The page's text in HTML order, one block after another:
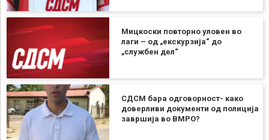
Мицкоски повторно уловен во
лаги – од „екскурзија“ до
„службен дел“
СДСМ бара одговорност- како
доверливи документи од полиција
завршија во ВМРО?